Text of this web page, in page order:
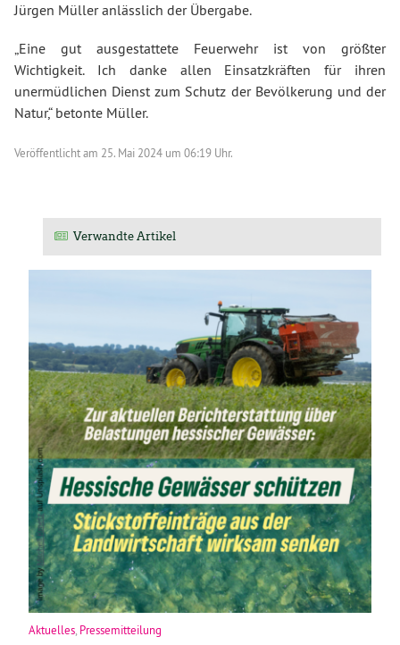
Jürgen Müller anlässlich der Übergabe.
„Eine gut ausgestattete Feuerwehr ist von größter
Wichtigkeit. Ich danke allen Einsatzkräften für ihren
unermüdlichen Dienst zum Schutz der Bevölkerung und der
Natur,“ betonte Müller.
Veröffentlicht am 25. Mai 2024 um 06:19 Uhr.
Verwandte Artikel
Aktuelles Pressemitteilung